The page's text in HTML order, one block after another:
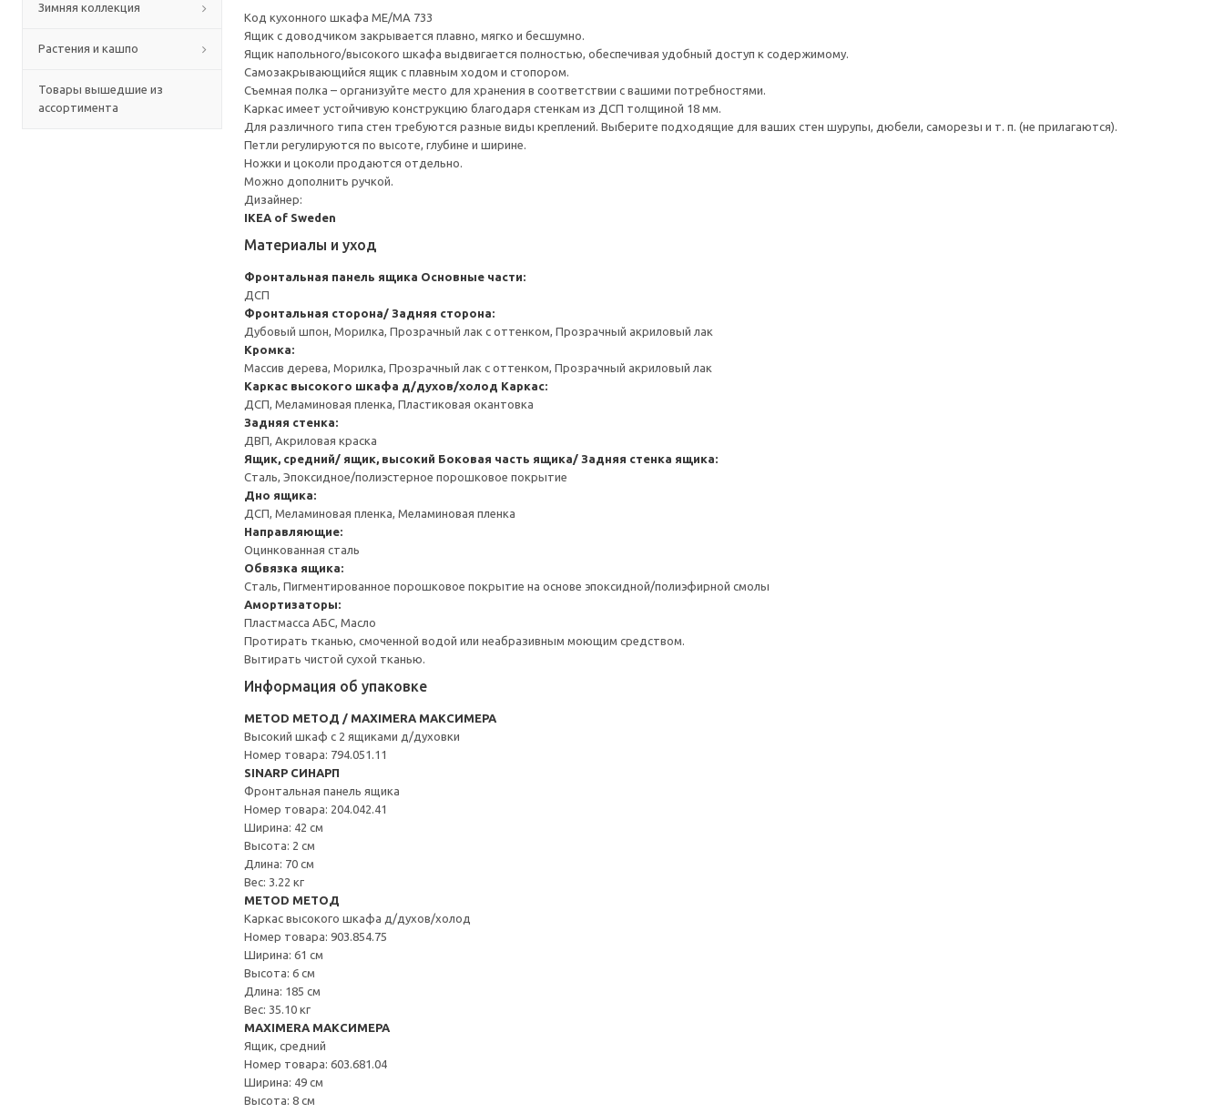
Зимняя коллекция
Растения и кашпо
Товары вышедшие из
ассортимента
Код кухонного шкафа ME/MA 733
Ящик с доводчиком закрывается плавно, мягко и бесшумно.
Ящик напольного/высокого шкафа выдвигается полностью, обеспечивая удобный доступ к содержимому.
Cамозакрывающийся ящик с плавным ходом и стопором.
Съемная полка – организуйте место для хранения в соответствии с вашими потребностями.
Каркас имеет устойчивую конструкцию благодаря стенкам из ДСП толщиной 18 мм.
Для различного типа стен требуются разные виды креплений. Выберите подходящие для ваших стен шурупы, дюбели, саморезы и т. п. (не прилагаются).
Петли регулируются по высоте, глубине и ширине.
Ножки и цоколи продаются отдельно.
Можно дополнить ручкой.
Дизайнер:
IKEA of Sweden
Материалы и уход
Фронтальная панель ящика Основные части:
ДСП
Фронтальная сторона/ Задняя сторона:
Дубовый шпон, Морилка, Прозрачный лак с оттенком, Прозрачный акриловый лак
Кромка:
Массив дерева, Морилка, Прозрачный лак с оттенком, Прозрачный акриловый лак
Каркас высокого шкафа д/духов/холод Каркас:
ДСП, Меламиновая пленка, Пластиковая окантовка
Задняя стенка:
ДВП, Акриловая краска
Ящик, средний/ ящик, высокий Боковая часть ящика/ Задняя стенка ящика:
Сталь, Эпоксидное/полиэстерное порошковое покрытие
Дно ящика:
ДСП, Меламиновая пленка, Меламиновая пленка
Направляющие:
Оцинкованная сталь
Обвязка ящика:
Сталь, Пигментированное порошковое покрытие на основе эпоксидной/полиэфирной смолы
Амортизаторы:
Пластмасса АБС, Масло
Протирать тканью, смоченной водой или неабразивным моющим средством.
Вытирать чистой сухой тканью.
Информация об упаковке
METOD МЕТОД / MAXIMERA МАКСИМЕРА
Высокий шкаф с 2 ящиками д/духовки
Номер товара: 794.051.11
SINARP СИНАРП
Фронтальная панель ящика
Номер товара: 204.042.41
Ширина: 42 см
Высота: 2 см
Длина: 70 см
Вес: 3.22 кг
METOD МЕТОД
Каркас высокого шкафа д/духов/холод
Номер товара: 903.854.75
Ширина: 61 см
Высота: 6 см
Длина: 185 см
Вес: 35.10 кг
MAXIMERA МАКСИМЕРА
Ящик, средний
Номер товара: 603.681.04
Ширина: 49 см
Высота: 8 см